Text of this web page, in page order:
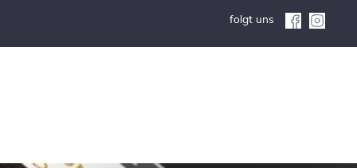
folgt uns